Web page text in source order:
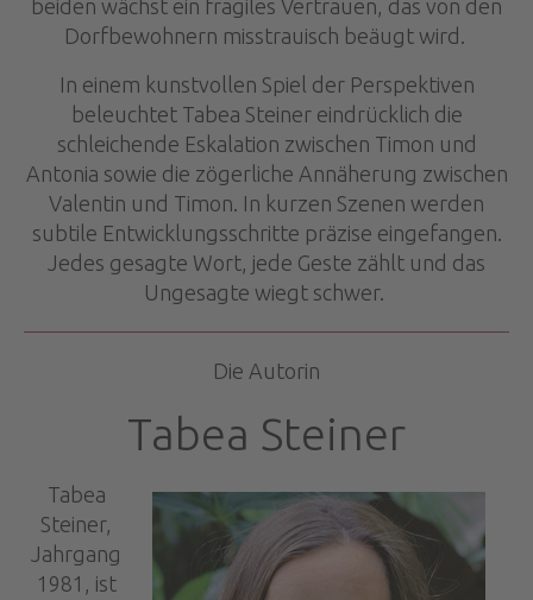
beiden wächst ein fragiles Vertrauen, das von den
Dorfbewohnern misstrauisch beäugt wird.
In einem kunstvollen Spiel der Perspektiven
beleuchtet Tabea Steiner eindrücklich die
schleichende Eskalation zwischen Timon und
Antonia sowie die zögerliche Annäherung zwischen
Valentin und Timon. In kurzen Szenen werden
subtile Entwicklungsschritte präzise eingefangen.
Jedes gesagte Wort, jede Geste zählt und das
Ungesagte wiegt schwer.
Die Autorin
Tabea Steiner
Tabea
Steiner,
Jahrgang
1981, ist